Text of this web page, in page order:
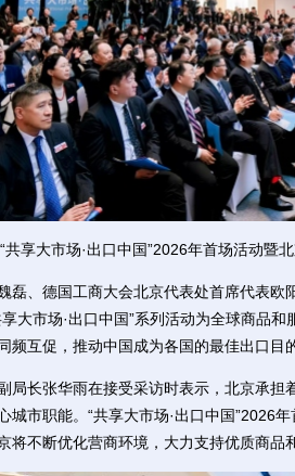
“共享大市场·出口中国”2026年首场活动暨
、德国工商大会北京代表处首席代表欧
大市场·出口中国”系列活动为全球商品
频互促，推动中国成为各国的最佳出口目
长张华雨在接受采访时表示，北京承担
城市职能。“共享大市场·出口中国”2026
将不断优化营商环境，大力支持优质商品